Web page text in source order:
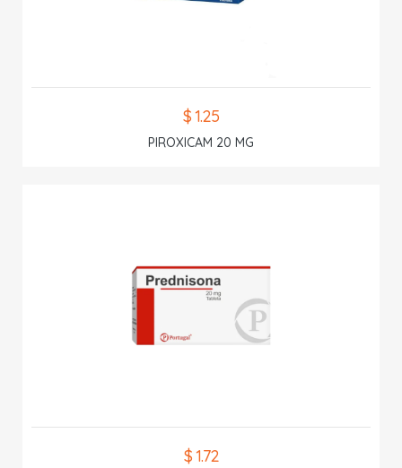
$ 1.25
PIROXICAM 20 MG
$ 1.72